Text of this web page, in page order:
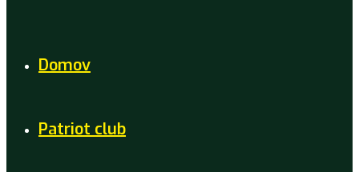
Domov
Patriot club